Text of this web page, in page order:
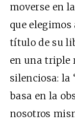
moverse en
que elegimos
título de su
en una triple
silenciosa: la
basa en la
nosotros